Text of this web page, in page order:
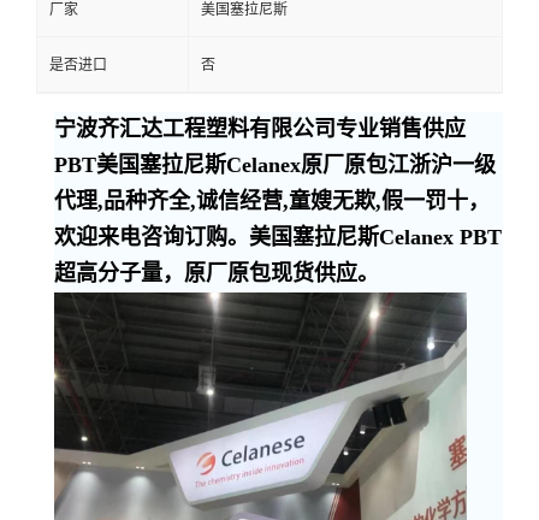
厂家 美国塞拉尼斯
是否进口 否
宁波齐汇达工程塑料有限公司专业销售供应
PBT美国塞拉尼斯Celanex原厂原包江浙沪一级
代理,品种齐全,诚信经营,童嫂无欺,假一罚十，
欢迎来电咨询订购。美国塞拉尼斯Celanex PBT
超高分子量，原厂原包现货供应。